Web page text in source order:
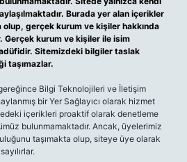
Burada yer alan içerikler
gerçek kurum ve kişiler hakkında
Gerçek kurum ve kişiler ile isim
Sitemizdeki bilgiler taslak
taşımazlar.
Bilgi Teknolojileri ve İletişim
bir Yer Sağlayıcı olarak hizmet
içerikleri proaktif olarak denetleme
bulunmamaktadır. Ancak, üyelerimiz
taşımakta olup, siteye üye olarak